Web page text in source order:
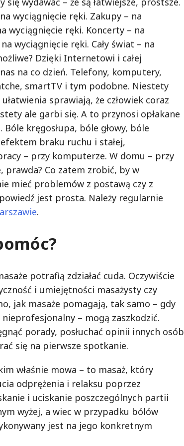
wyciągnięcie ręki. Zakupy – na
wyciągnięcie ręki. Koncerty – na
wyciągnięcie ręki. Cały świat – na
Dzięki Internetowi i całej
na co dzień. Telefony, komputery,
smartTV i tym podobne. Niestety
sprawiają, że człowiek coraz
ale garbi się. A to przynosi opłakane
kręgosłupa, bóle głowy, bóle
braku ruchu i stałej,
– przy komputerze. W domu – przy
prawda? Co zatem zrobić, by w
mieć problemów z postawą czy z
jest prosta. Należy regularnie
.
potrafią zdziałać cuda. Oczywiście
i umiejętności masażysty czy
jak masaże pomagają, tak samo – gdy
– mogą zaszkodzić.
porady, posłuchać opinii innych osób
się na pierwsze spotkanie.
właśnie mowa – to masaż, który
odprężenia i relaksu poprzez
i uciskanie poszczególnych partii
wyżej, a wiec w przypadku bólów
jest na jego konkretnym